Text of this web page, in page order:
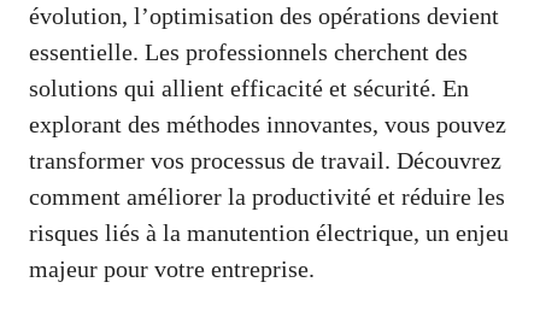
évolution, l’optimisation des opérations devient
essentielle. Les professionnels cherchent des
solutions qui allient efficacité et sécurité. En
explorant des méthodes innovantes, vous pouvez
transformer vos processus de travail. Découvrez
comment améliorer la productivité et réduire les
risques liés à la manutention électrique, un enjeu
majeur pour votre entreprise.